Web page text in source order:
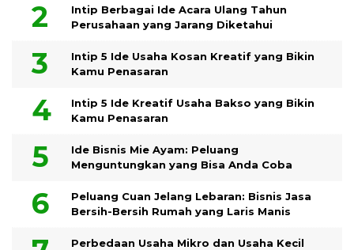
Intip Berbagai Ide Acara Ulang Tahun
Perusahaan yang Jarang Diketahui
Intip 5 Ide Usaha Kosan Kreatif yang Bikin
Kamu Penasaran
Intip 5 Ide Kreatif Usaha Bakso yang Bikin
Kamu Penasaran
Ide Bisnis Mie Ayam: Peluang
Menguntungkan yang Bisa Anda Coba
Peluang Cuan Jelang Lebaran: Bisnis Jasa
Bersih-Bersih Rumah yang Laris Manis
Perbedaan Usaha Mikro dan Usaha Kecil